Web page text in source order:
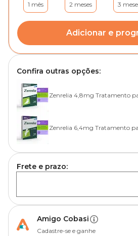
1 mês 2 meses 3
Adicionar e
Confira outras opções:
Zenrelia 4,8mg Tratamento
Zenrelia 6,4mg Tratamento
Frete e prazo:
Amigo Cobasi
Cadastre-se e ganhe